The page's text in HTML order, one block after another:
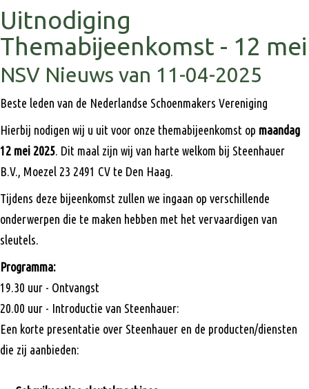
Uitnodiging
Themabijeenkomst - 12 mei
NSV Nieuws van 11-04-2025
Beste leden van de Nederlandse Schoenmakers Vereniging
Hierbij nodigen wij u uit voor onze themabijeenkomst op maandag
12 mei 2025. Dit maal zijn wij van harte welkom bij Steenhauer
B.V., Moezel 23 2491 CV te Den Haag.
Tijdens deze bijeenkomst zullen we ingaan op verschillende
onderwerpen die te maken hebben met het vervaardigen van
sleutels.
Programma:
19.30 uur - Ontvangst
20.00 uur - Introductie van Steenhauer:
Een korte presentatie over Steenhauer en de producten/diensten
die zij aanbieden: